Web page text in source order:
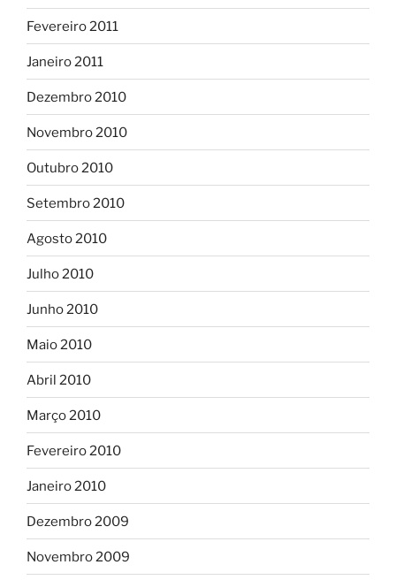
Fevereiro 2011
Janeiro 2011
Dezembro 2010
Novembro 2010
Outubro 2010
Setembro 2010
Agosto 2010
Julho 2010
Junho 2010
Maio 2010
Abril 2010
Março 2010
Fevereiro 2010
Janeiro 2010
Dezembro 2009
Novembro 2009